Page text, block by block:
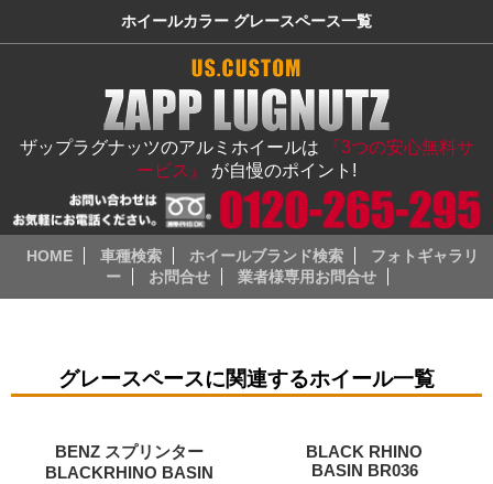
ホイールカラー グレースペース一覧
ザップラグナッツのアルミホイールは
『3つの安心無料サ
ービス』 が自慢のポイント!
HOME 車種検索 ホイールブランド検索
フォトギャラリ
ー
お問合せ 業者様専用お問合せ
グレースペースに関連するホイール一覧
BENZ スプリンター
BLACKRHINO BASIN
BLACK RHINO
BASIN BR036